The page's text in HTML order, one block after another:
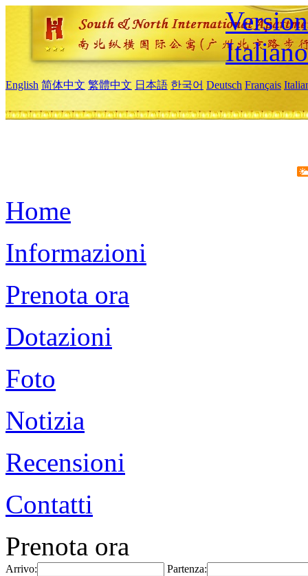
Italiano
English 简体中文 繁體中文 日本語 한국어 Deutsch Français
Home
Informazioni
Prenota ora
Dotazioni
Foto
Notizia
Recensioni
Contatti
Prenota ora
Arrivo: Partenza: